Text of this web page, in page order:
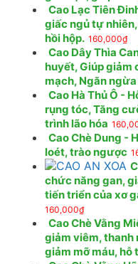
Cao Lạc Tiên
giấc ngủ tự
hồi hộp. 160,000₫
Cao Dây Thìa
huyết, Giúp giảm
mạch, Ngăn
Cao Hà Thủ Ô -
rụng tóc, Tăng
trình lão hóa
Cao Chè Dung -
loét, trào ngược
chức năng gan,
tiến triển của xơ
160,000₫
Cao Chè Vằng
giảm viêm, thanh
giảm mỡ máu, hỗ